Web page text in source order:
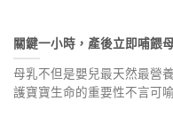
關鍵一小時，產後立即哺餵
母乳不但是嬰兒最天然最營
護寶寶生命的重要性不言可